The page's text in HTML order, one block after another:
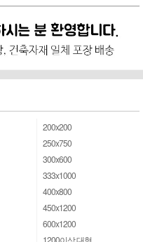
200x200
250x750
300x600
333x1000
400x800
450x1200
600x1200
1200이상 대형